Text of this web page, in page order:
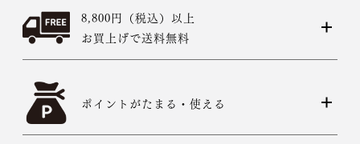
8,800円（税込）以上
お買上げで送料無料
ポイントがたまる・使える